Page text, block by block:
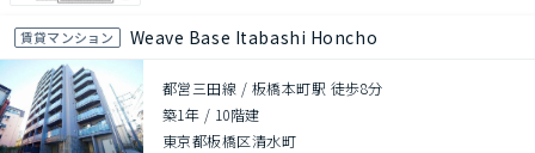
賃貸マンション Weave Base Itabashi Honcho
都営三田線 / 板橋本町駅 徒歩8分
築1年 / 10階建
東京都板橋区清水町